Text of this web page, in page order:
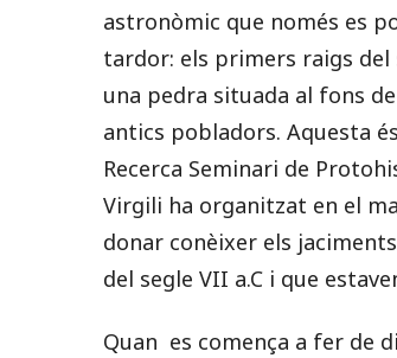
astronòmic que només es
tardor: els primers raigs
una pedra situada al fons
antics pobladors. Aquesta
Recerca Seminari de
Virgili ha organitzat en el
donar conèixer els
del segle VII a.C i que
Quan es comença a fer de